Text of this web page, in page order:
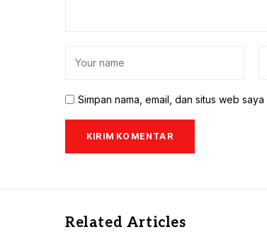
Simpan nama, email, dan situs web
Related Articles